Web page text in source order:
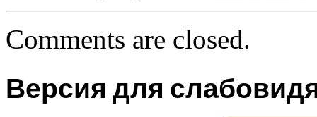
Comments are closed.
Версия для